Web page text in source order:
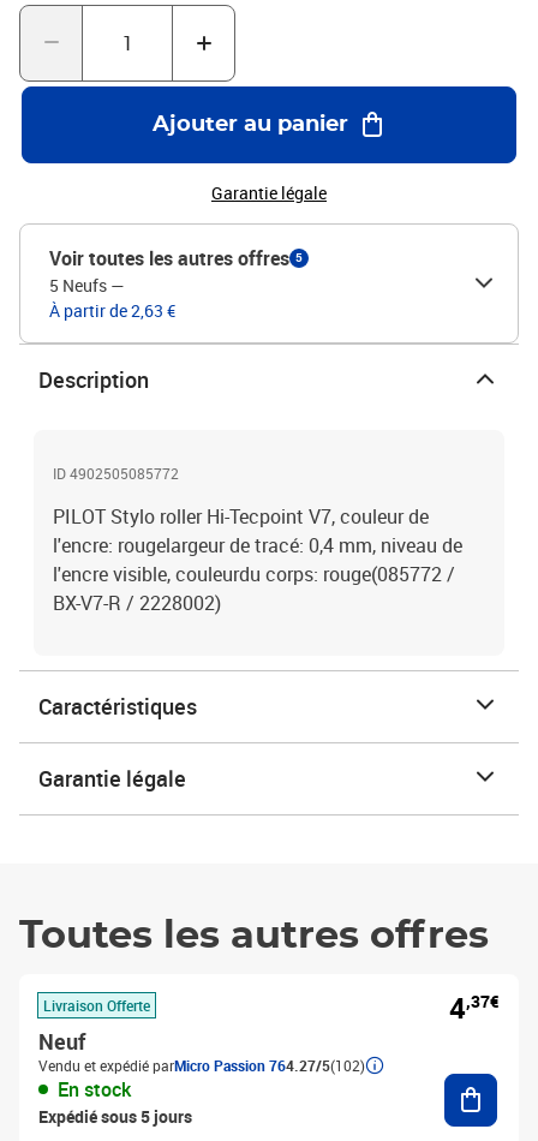
Ajouter au panier
Garantie légale
Voir toutes les autres offres 5
5 Neufs —
À partir de 2,63 €
Description
ID 4902505085772
PILOT Stylo roller Hi-Tecpoint V7, couleur de
l'encre: rougelargeur de tracé: 0,4 mm, niveau de
l'encre visible, couleurdu corps: rouge(085772 /
BX-V7-R / 2228002)
Caractéristiques
Garantie légale
Toutes les autres offres
Livraison Offerte
Neuf
Vendu et expédié parMicro Passion 764.27/5(102)
En stock
Expédié sous 5 jours
4,37€